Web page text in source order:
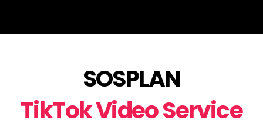
SOSPLAN
TikTok Video Service